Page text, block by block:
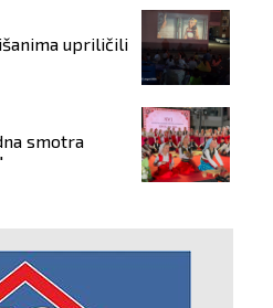
upriličili
smotra